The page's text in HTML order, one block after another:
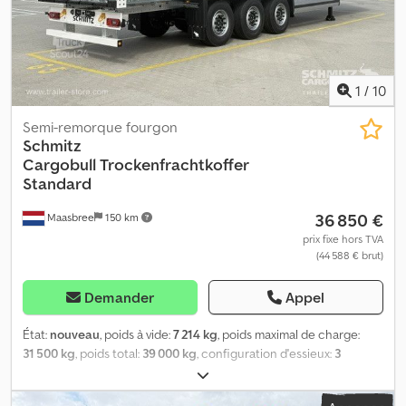
1 / 10
Maasbree 150 km
Semi-remorque fourgon
Schmitz
CargobullTrockenfrachtkoffer
Standard
36 850 €
prix fixe hors TVA
(44 588 € brut)
Demander Appel
État: nouveau, poids à vide:7 214 kg, poids maximal de charge:
31 500 kg, poids total: 39 000 kg, configuration d'essieux: 3
, longueur de l'espace de chargement:
de l’espace de chargement:2 480 mm, hauteur de l'espace de